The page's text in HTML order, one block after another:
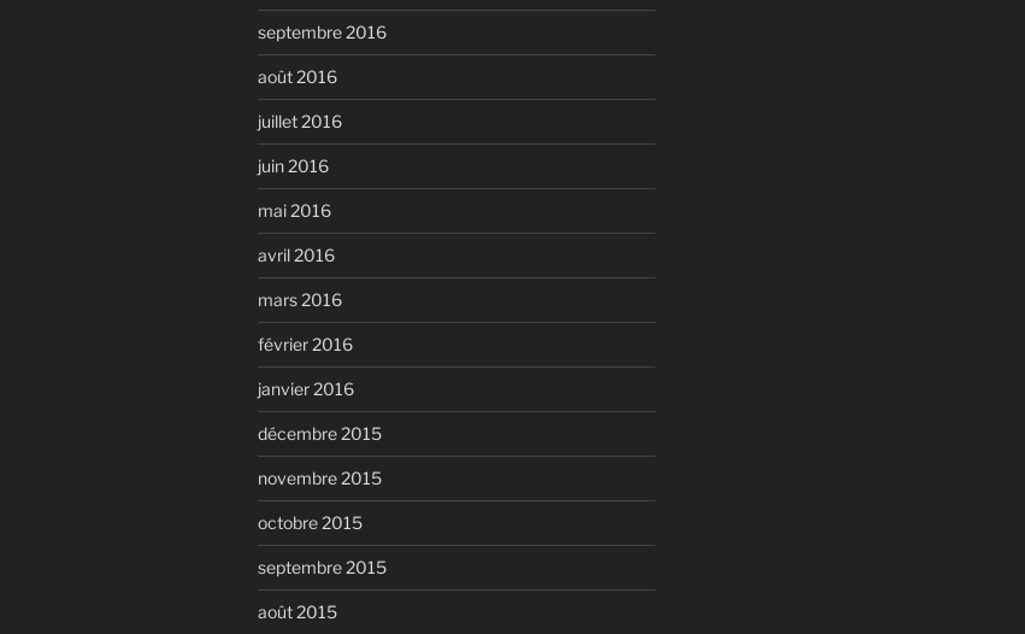
septembre 2016
août 2016
juillet 2016
juin 2016
mai 2016
avril 2016
mars 2016
février 2016
janvier 2016
décembre 2015
novembre 2015
octobre 2015
septembre 2015
août 2015